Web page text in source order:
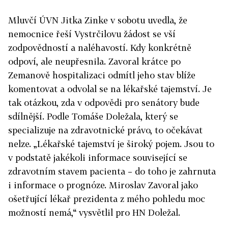
Mluvčí ÚVN Jitka Zinke v sobotu uvedla, že
nemocnice řeší Vystrčilovu žádost se vší
zodpovědností a naléhavostí. Kdy konkrétně
odpoví, ale neupřesnila. Zavoral krátce po
Zemanově hospitalizaci odmítl jeho stav blíže
komentovat a odvolal se na lékařské tajemství. Je
tak otázkou, zda v odpovědi pro senátory bude
sdílnější. Podle Tomáše Doležala, který se
specializuje na zdravotnické právo, to očekávat
nelze. „Lékařské tajemství je široký pojem. Jsou to
v podstatě jakékoli informace související se
zdravotním stavem pacienta – do toho je zahrnuta
i informace o prognóze. Miroslav Zavoral jako
ošetřující lékař prezidenta z mého pohledu moc
možností nemá,“ vysvětlil pro HN Doležal.